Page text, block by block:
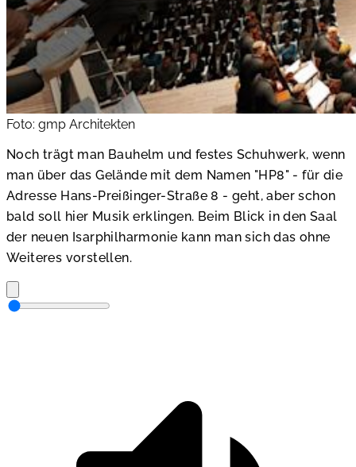
Foto: gmp Architekten
Noch trägt man Bauhelm und festes Schuhwerk, wenn
man über das Gelände mit dem Namen "HP8" - für die
Adresse Hans-Preißinger-Straße 8 - geht, aber schon
bald soll hier Musik erklingen. Beim Blick in den Saal
der neuen Isarphilharmonie kann man sich das ohne
Weiteres vorstellen.